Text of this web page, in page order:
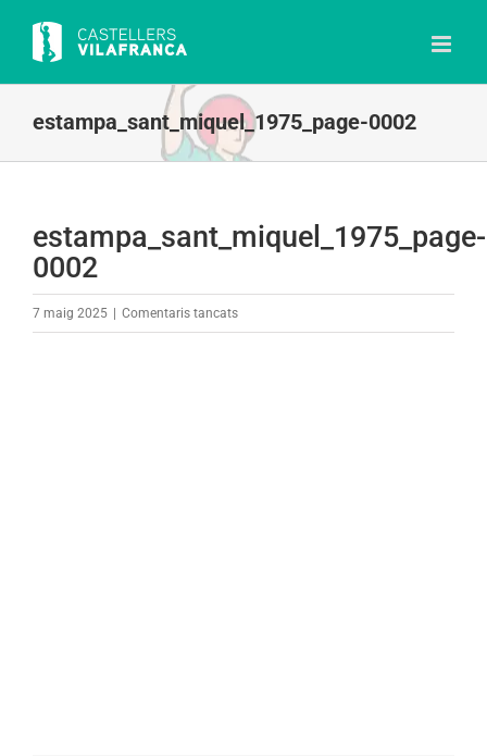
content
estampa_sant_miquel_1975_page-0002
estampa_sant_miquel_1975_page-
0002
7 maig 2025 Comentaris tancatsa